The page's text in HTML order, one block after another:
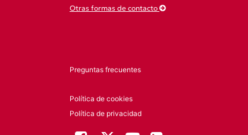
Otras formas de contacto
Preguntas frecuentes
Política de cookies
Política de privacidad